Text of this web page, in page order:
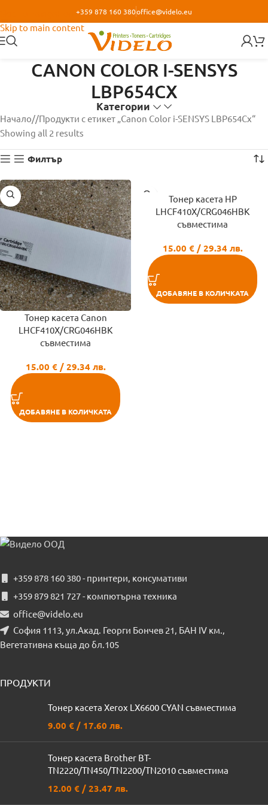
Skip to main content
+359 878 160 380office@videlo.eu
CANON COLOR I-SENSYS
LBP654CX
Категории
Начало/ Продукти с етикет „Canon Color i-SENSYS LBP654Cx“
Showing all 2 results
Филтър
Тонер касета Canon
LHCF410X/CRG046HBK
съвместима
15.00 €/ 29.34 лв.
ДОБАВЯНЕ В КОЛИЧКАТА
Тонер касета HP
LHCF410X/CRG046HBK
съвместима
15.00 €/ 29.34 лв.
ДОБАВЯНЕ В КОЛИЧКАТА
+359 878 160 380 - принтери, консумативи
+359 879 821 727 - компютърна техника
office@videlo.eu
София 1113, ул.Акад. Георги Бончев 21, БАН IV км.,
Вегетативна къща до бл.105
ПРОДУКТИ
Тонер касета Xerox LX6600 CYAN съвместима
9.00 € / 17.60 лв.
Тонер касета Brother BT-
TN2220/TN450/TN2200/TN2010 съвместима
12.00 € / 23.47 лв.